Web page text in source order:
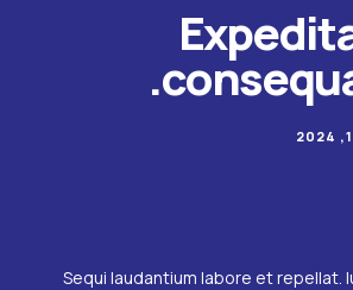
Sequi laudantium labore et repellat.